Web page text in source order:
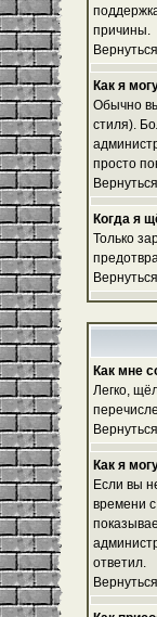
причины.
Как я
Обычно
стиля).
просто
Когда я
Только
Как мне
Легко,
Как я
Если вы
времени
ответил.